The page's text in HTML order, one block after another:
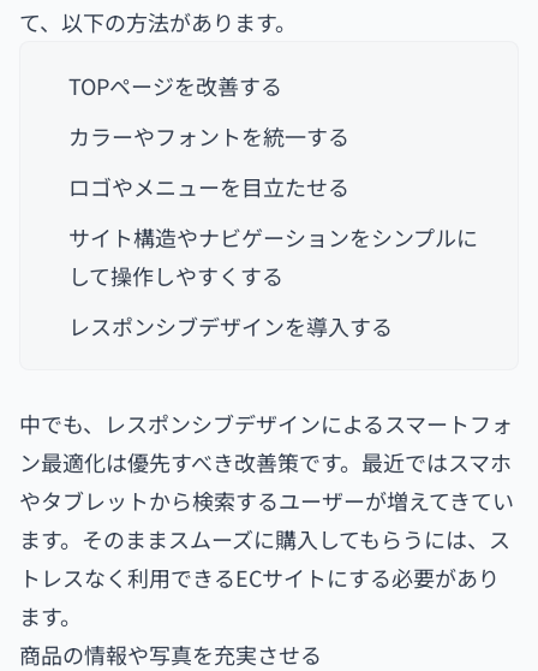
て、以下の方法があります。
TOPページを改善する
カラーやフォントを統一する
ロゴやメニューを目立たせる
サイト構造やナビゲーションをシンプルに
して操作しやすくする
レスポンシブデザインを導入する
中でも、レスポンシブデザインによるスマートフォ
ン最適化は優先すべき改善策です。最近ではスマホ
やタブレットから検索するユーザーが増えてきてい
ます。そのままスムーズに購入してもらうには、ス
トレスなく利用できるECサイトにする必要があり
ます。
商品の情報や写真を充実させる